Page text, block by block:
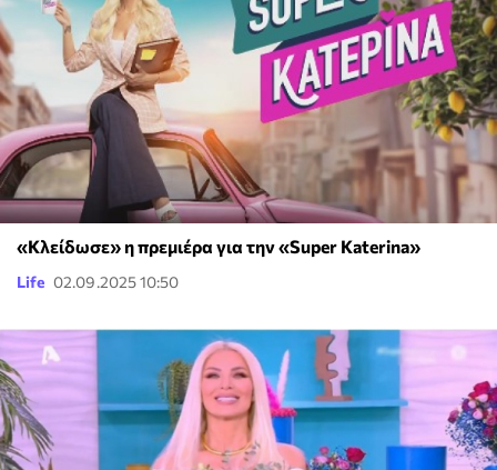
«Κλείδωσε» η πρεμιέρα για την «Super Katerina»
Life 02.09.2025 10:50